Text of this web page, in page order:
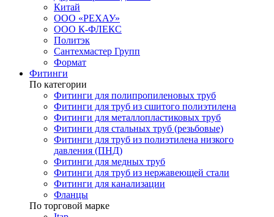
Китай
ООО «РЕХАУ»
ООО К-ФЛЕКС
Политэк
Сантехмастер Групп
Формат
Фитинги
По категории
Фитинги для полипропиленовых труб
Фитинги для труб из сшитого полиэтилена
Фитинги для металлопластиковых труб
Фитинги для стальных труб (резьбовые)
Фитинги для труб из полиэтилена низкого
давления (ПНД)
Фитинги для медных труб
Фитинги для труб из нержавеющей стали
Фитинги для канализации
Фланцы
По торговой марке